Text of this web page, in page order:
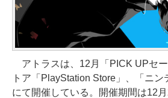
アトラスは、12月「PICK UPセ
トア「PlayStation Store」、「ニン
にて開催している。開催期間は12月